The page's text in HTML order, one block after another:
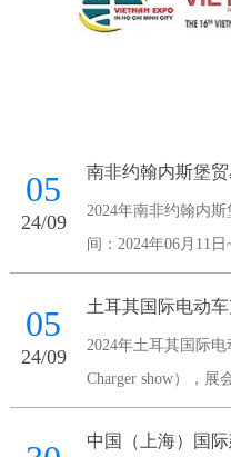
05
24/09
南非约翰内斯堡
2024年南非约翰内
间：2024年06月11
斯堡-Maude Street
中心，主办方：南非
05
24/09
2024年土耳其国际
Charger show），展
展会地点：土耳其-
方：Voli Fuar
中国（上海）国